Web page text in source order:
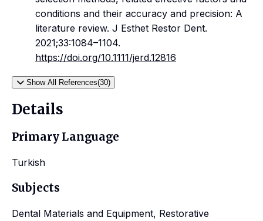
conditions and their accuracy and precision: A
literature review. J Esthet Restor Dent.
2021;33:1084–1104.
https://doi.org/10.1111/jerd.12816
Show All References(30)
Details
Primary Language
Turkish
Subjects
Dental Materials and Equipment, Restorative